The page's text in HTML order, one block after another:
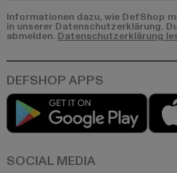
Informationen dazu, wie DefShop
in unserer Datenschutzerklärung.
abmelden. Datenschutzerklärung